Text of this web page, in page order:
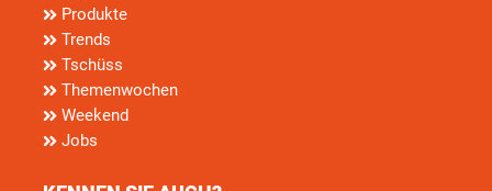
Produkte
Trends
Tschüss
Themenwochen
Weekend
Jobs